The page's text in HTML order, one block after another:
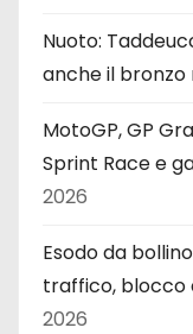
Nuoto:
anche il bronzo
MotoGP, GP
Sprint Race e
2026
Esodo da
traffico, blocco
2026